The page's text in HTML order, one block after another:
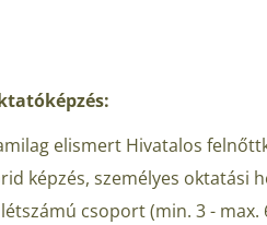
elismert Hivatalos
képzés, személyes oktatási
csoport (min. 3 - max.